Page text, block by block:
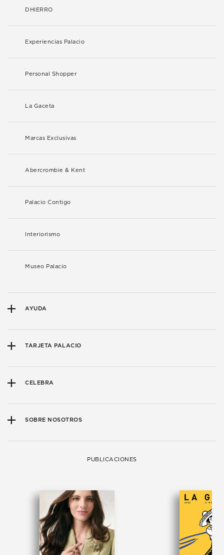
DHIERRO
Experiencias Palacio
Personal Shopper
La Gaceta
Marcas Exclusivas
Abercrombie & Kent
Palacio Contigo
Interiorismo
Museo Palacio
AYUDA
TARJETA PALACIO
CELEBRA
SOBRE NOSOTROS
PUBLICACIONES